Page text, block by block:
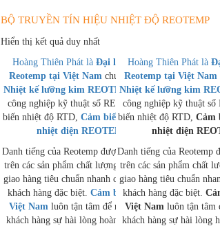
BỘ TRUYỀN TÍN HIỆU NHIỆT ĐỘ REOTEMP
Hiển thị kết quả duy nhất
Hoàng Thiên Phát là Đại lý phân phối
Reotemp tại Việt Namchuyên cung cấp
Nhiệt kế lưỡng kim REOTEMP, Nhiệt kế
công nghiệp kỹ thuật số REOTEMP, Cảm
biến nhiệt độ RTD, Cảm biến nhiệt độ cặp
nhiệt điện REOTEMP
Danh tiếng của Reotemp được xây dựng dựa
trên các sản phẩm chất lượng cao, thời gian
giao hàng tiêu chuẩn nhanh chóng và hỗ trợ
khách hàng đặc biệt. Cảm biến Reotemp
Việt Nam luôn tận tâm để mang đến cho
khách hàng sự hài lòng hoàn toàn, từ cuộc
Hoàng Thiên Phát là
Reotemp tại Việt Nam
Nhiệt kế lưỡng kim
công nghiệp kỹ thuật số
biến nhiệt độ RTD, Cảm
nhiệt điện
Danh tiếng của Reotemp
trên các sản phẩm chất
giao hàng tiêu chuẩn
khách hàng đặc biệt.
Việt Namluôn tận tâm
khách hàng sự hài lòng